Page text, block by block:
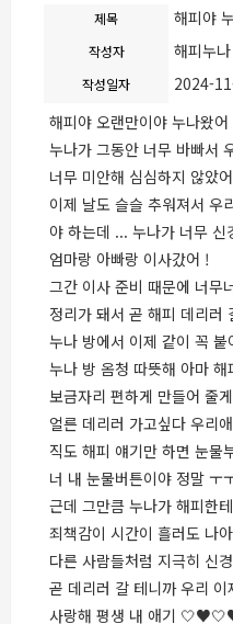
제목 해피야
작성자 해피누나
작성일자
2024-
해피야 오랜만이야 누나왔
누나가 그동안 너무 바빠서
너무 미안해 심심하지 않았
이제 날도 슬슬 추워져서 우
야 하는데 ... 누나가 너무
엄마랑 아빠랑 이사갔어 !
그간 이사 준비 때문에 너무
정리가 돼서 곧 해피 데리러
누나 방에서 이제 같이 꼭
누나 방 옴청 따뜻해 아마
보금자리 편하게 만들어 줄게
얼른 데리러 가고싶다 우리
직도 해피 얘기만 하면 눈물
너 내 눈물버튼이야 정말 ㅜ
근데 그만큼 누나가 해피한
죄책감이 시간이 흘러도 나
다른 사람들처럼 지극히 신
곧 데리러 갈 테니까 우리
사랑해 평생 내 애기